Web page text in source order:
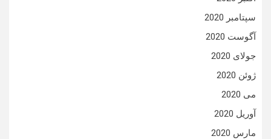
سپتامبر 2020
آگوست 2020
جولای 2020
ژوئن 2020
می 2020
آوریل 2020
مارس 2020